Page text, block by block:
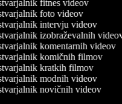
fitnes videov
foto videov
intervju videov
izobraževalnih videov
komentarnih videov
komičnih filmov
kratkih filmov
modnih videov
novičnih videov